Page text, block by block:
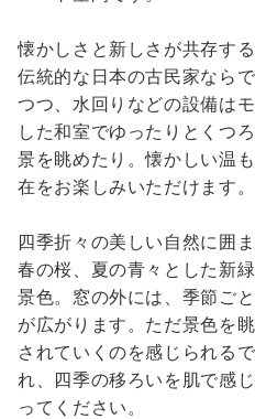
懐かしさと新しさが共存す
伝統的な日本の古民家なら
つつ、水回りなどの設備は
した和室でゆったりとくつ
景を眺めたり。懐かしい温
在をお楽しみいただけます。
四季折々の美しい自然に囲
春の桜、夏の青々とした新
景色。窓の外には、季節ご
が広がります。ただ景色を
されていくのを感じられる
れ、四季の移ろいを肌で感
ってください。